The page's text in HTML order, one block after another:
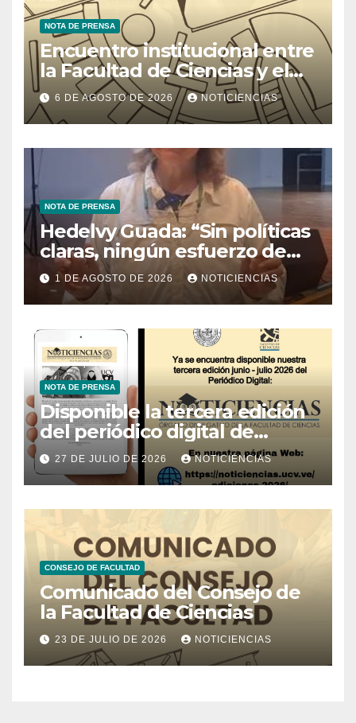
NOTA DE PRENSA
Encuentro institucional entre
la Facultad de Ciencias y el
Ministerio de Ciencia y
Tecnología
6 DE AGOSTO DE 2026 NOTICIENCIAS
NOTA DE PRENSA
Hedelvy Guada: “Sin políticas
claras, ningún esfuerzo de
conservación rendirá frutos”
1 DE AGOSTO DE 2026 NOTICIENCIAS
NOTA DE PRENSA
Disponible la tercera edición
del periódico digital de
Noticiencias 2026
27 DE JULIO DE 2026 NOTICIENCIAS
CONSEJO DE FACULTAD
Comunicado del Consejo de
la Facultad de Ciencias
23 DE JULIO DE 2026 NOTICIENCIAS